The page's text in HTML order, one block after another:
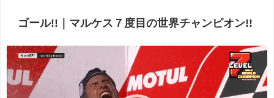
ゴール!!｜マルケス７度目の世界チャンピオン!!
動
画
プ